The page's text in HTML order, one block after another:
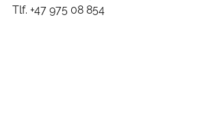
Tlf. +47 975 08 854